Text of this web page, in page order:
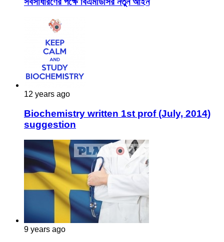
12 years ago
Biochemistry written 1st prof (July, 2014)
suggestion
9 years ago